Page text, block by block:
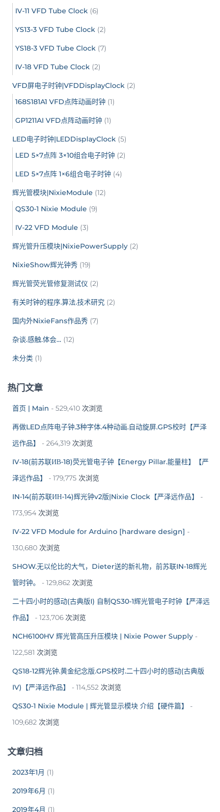
IV-11 VFD Tube Clock (6)
YS13-3 VFD Tube Clock (2)
YS18-3 VFD Tube Clock (7)
IV-18 VFD Tube Clock (2)
VFD屏电子时钟|VFDDisplayClock (2)
168S181A1 VFD点阵动画时钟 (1)
GP1211AI VFD点阵动画时钟 (1)
LED电子时钟|LEDDisplayClock (5)
LED 5×7点阵 3×10组合电子时钟 (2)
LED 5×7点阵 1×6组合电子时钟 (4)
辉光管模块|NixieModule (12)
QS30-1 Nixie Module (9)
IV-22 VFD Module (3)
辉光管升压模块|NixiePowerSupply (2)
NixieShow辉光钟秀 (19)
辉光管荧光管修复测试仪 (2)
有关时钟的程序.算法.技术研究 (2)
国内外NixieFans作品秀 (7)
杂谈.感触.体会… (12)
未分类 (1)
热门文章
首页 | Main - 529,410 次浏览
再做LED点阵电子钟.3种字体.4种动画.自动旋屏.GPS校时【严泽
远作品】
- 264,319 次浏览
IV-18(前苏联ИВ-18)荧光管电子钟【Energy Pillar.能量柱】【严
泽远作品】
- 179,775 次浏览
IN-14(前苏联ИН-14)辉光钟v2版|Nixie Clock【严泽远作品】
-
173,954 次浏览
IV-22 VFD Module for Arduino [hardware design] -
130,680 次浏览
SHOW.无以伦比的大气，Dieter送的新礼物，前苏联IN-18辉光
管时钟。
- 129,862 次浏览
二十四小时的感动(古典版I) 自制QS30-1辉光管电子时钟【严泽远
作品】
- 123,706 次浏览
NCH6100HV 辉光管高压升压模块 | Nixie Power Supply -
122,581 次浏览
QS18-12辉光钟.黄金纪念版.GPS校时.二十四小时的感动(古典版
IV)【严泽远作品】
- 114,552 次浏览
QS30-1 Nixie Module | 辉光管显示模块 介绍【硬件篇】
-
109,682 次浏览
文章归档
2023年1月 (1)
2019年6月 (1)
2019年4月 (1)